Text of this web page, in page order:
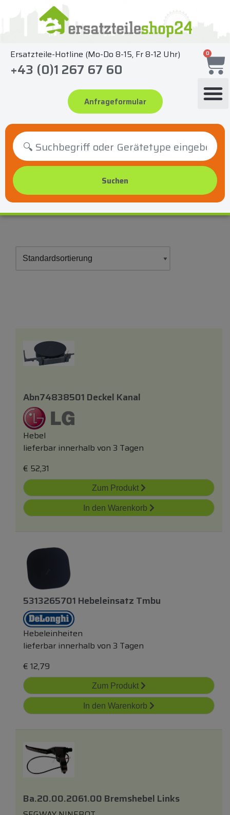
springen
Ersatzteile-Hotline (Mo-Do 8-15, Fr 8-12 Uhr)
+43 (0)1 267 67 60
Anfrageformular
0
Abn74838501 Deckel Kanal
Hebel
lieferbar innerhalb von 3 Tagen
€ 52,31
Zum Produkt
In den Warenkorb
5313265701 Hebeleinsatz Tmbu
Hebeleinheiten
lieferbar innerhalb von 3 Tagen
€ 12,79
Zum Produkt
In den Warenkorb
Ba.20.00.2061.00 Bremshebel Links